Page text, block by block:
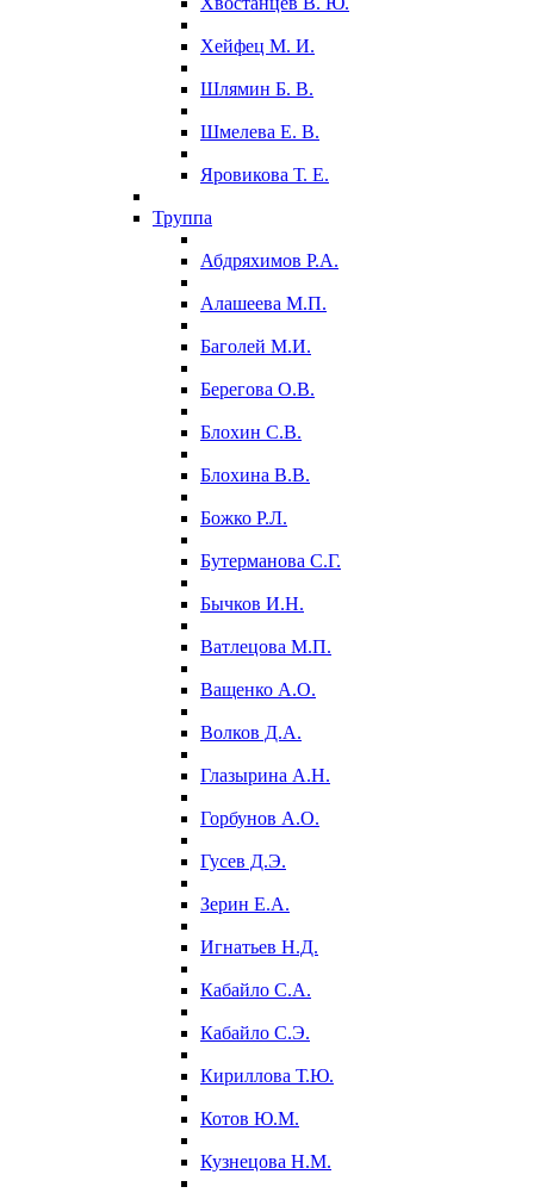
Хейфец М. И.
Шлямин Б. В.
Шмелева Е. В.
Яровикова Т. Е.
Труппа
Абдряхимов Р.А.
Алашеева М.П.
Баголей М.И.
Берегова О.В.
Блохин С.В.
Блохина В.В.
Божко Р.Л.
Бутерманова С.Г.
Бычков И.Н.
Ватлецова М.П.
Ващенко А.О.
Волков Д.А.
Глазырина А.Н.
Горбунов А.О.
Гусев Д.Э.
Зерин Е.А.
Игнатьев Н.Д.
Кабайло С.А.
Кабайло С.Э.
Кириллова Т.Ю.
Котов Ю.М.
Кузнецова Н.М.